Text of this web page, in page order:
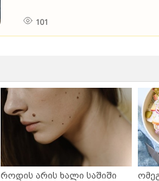
101
როდის არის ხალი საშიში